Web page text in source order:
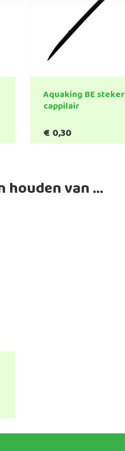
Aquaking BE steker
cappilair
€ 0,30
houden van …